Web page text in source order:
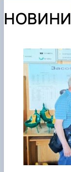
НОВИНИ